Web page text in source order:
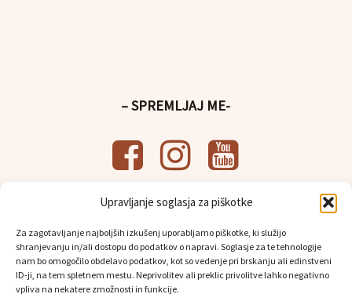
Upravljanje soglasja za piškotke
Za zagotavljanje najboljših izkušenj uporabljamo piškotke, ki služijo
shranjevanju in/ali dostopu do podatkov o napravi. Soglasje za te tehnologije
nam bo omogočilo obdelavo podatkov, kot so vedenje pri brskanju ali edinstveni
ID-ji, na tem spletnem mestu. Neprivolitev ali preklic privolitve lahko negativno
vpliva na nekatere zmožnosti in funkcije.
– SPREMLJAJ ME-
– UPORABNE POVEZAVE-
Splošni pogoji poslovanja
Politikavarstva osebnih podatkov
Osebni prevzem in dostava